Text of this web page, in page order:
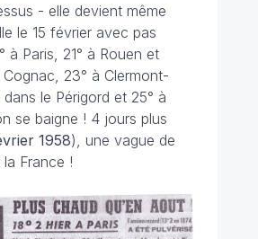
- elle devient même
le 15 février avec pas
à Paris, 21° à Rouen et
Cognac, 23° à Clermont-
dans le Périgord et 25° à
se baigne ! 4 jours plus
1958), une vague de
France !